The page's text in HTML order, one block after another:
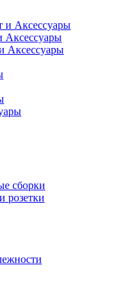
и Аксессуары
Аксессуары
Аксессуары
сборки
розетки